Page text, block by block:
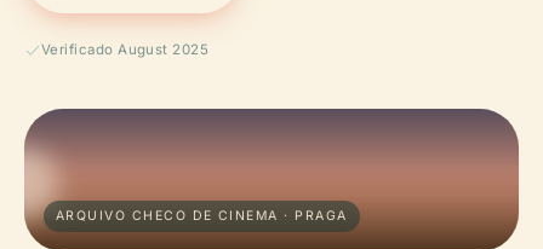
Verificado August 2025
ARQUIVO CHECO DE CINEMA · PRAGA